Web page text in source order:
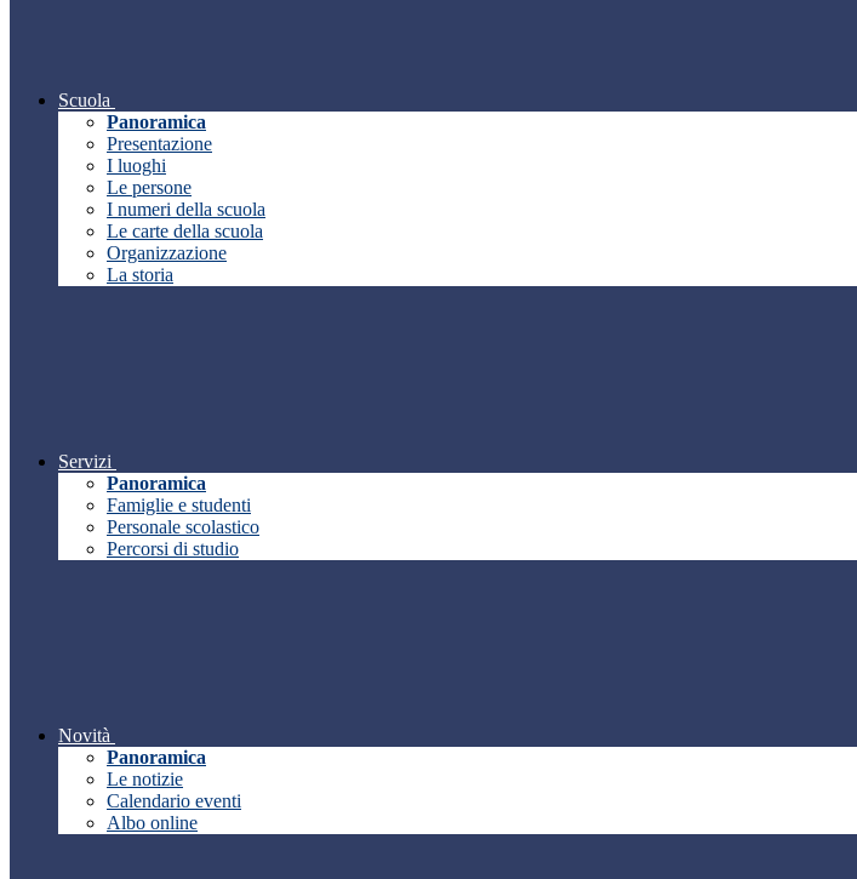
Scuola
Panoramica
Presentazione
I luoghi
Le persone
I numeri della scuola
Le carte della scuola
Organizzazione
La storia
Servizi
Panoramica
Famiglie e studenti
Personale scolastico
Percorsi di studio
Novità
Panoramica
Le notizie
Calendario eventi
Albo online